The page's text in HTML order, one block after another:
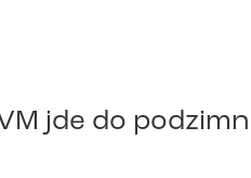
jde do